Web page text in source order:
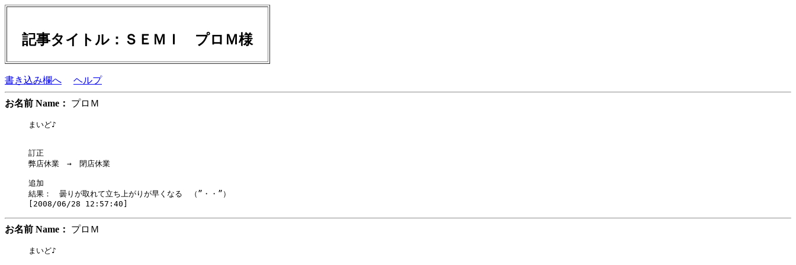
記事タイトル：ＳＥＭＩ プロＭ様
書き込み欄へ ヘルプ
お名前 Name： プロＭ
まいど♪
訂正
弊店休業　→　閉店休業
追加
結果：　曇りが取れて立ち上がりが早くなる　（”・・”）
お名前 Name： プロＭ
まいど♪